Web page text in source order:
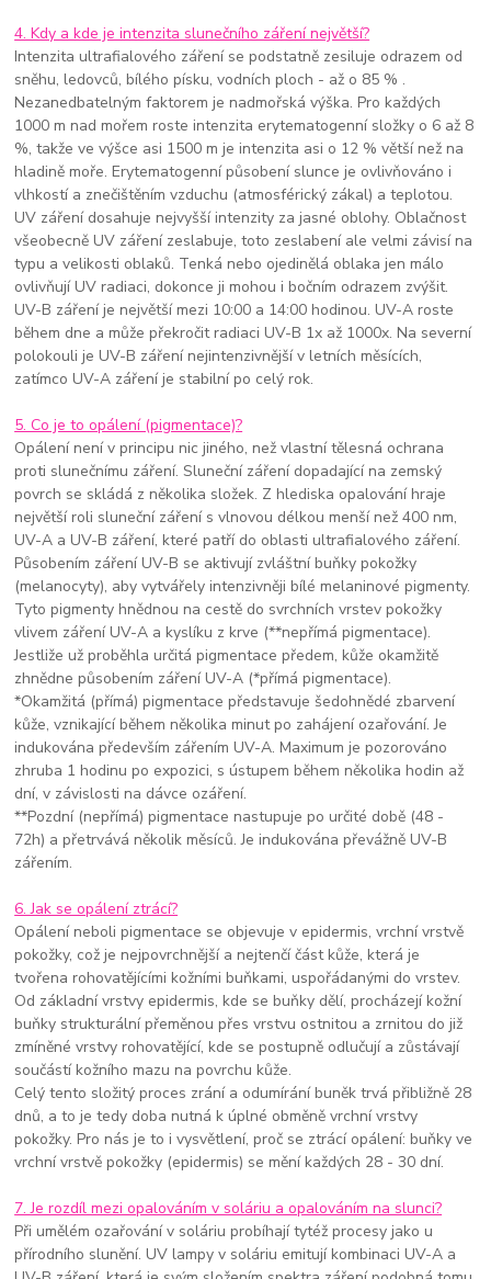
4. Kdy a kde je intenzita slunečního záření největší?
Intenzita ultrafialového záření se podstatně zesiluje odrazem od
sněhu, ledovců, bílého písku, vodních ploch - až o 85 % .
Nezanedbatelným faktorem je nadmořská výška. Pro každých
1000 m nad mořem roste intenzita erytematogenní složky o 6 až 8
%, takže ve výšce asi 1500 m je intenzita asi o 12 % větší než na
hladině moře. Erytematogenní působení slunce je ovlivňováno i
vlhkostí a znečištěním vzduchu (atmosférický zákal) a teplotou.
UV záření dosahuje nejvyšší intenzity za jasné oblohy. Oblačnost
všeobecně UV záření zeslabuje, toto zeslabení ale velmi závisí na
typu a velikosti oblaků. Tenká nebo ojedinělá oblaka jen málo
ovlivňují UV radiaci, dokonce ji mohou i bočním odrazem zvýšit.
UV-B záření je největší mezi 10:00 a 14:00 hodinou. UV-A roste
během dne a může překročit radiaci UV-B 1x až 1000x. Na severní
polokouli je UV-B záření nejintenzivnější v letních měsících,
zatímco UV-A záření je stabilní po celý rok.
5. Co je to opálení (pigmentace)?
Opálení není v principu nic jiného, než vlastní tělesná ochrana
proti slunečnímu záření. Sluneční záření dopadající na zemský
povrch se skládá z několika složek. Z hlediska opalování hraje
největší roli sluneční záření s vlnovou délkou menší než 400 nm,
UV-A a UV-B záření, které patří do oblasti ultrafialového záření.
Působením záření UV-B se aktivují zvláštní buňky pokožky
(melanocyty), aby vytvářely intenzivněji bílé melaninové pigmenty.
Tyto pigmenty hnědnou na cestě do svrchních vrstev pokožky
vlivem záření UV-A a kyslíku z krve (**nepřímá pigmentace).
Jestliže už proběhla určitá pigmentace předem, kůže okamžitě
zhnědne působením záření UV-A (*přímá pigmentace).
*Okamžitá (přímá) pigmentace představuje šedohnědé zbarvení
kůže, vznikající během několika minut po zahájení ozařování. Je
indukována především zářením UV-A. Maximum je pozorováno
zhruba 1 hodinu po expozici, s ústupem během několika hodin až
dní, v závislosti na dávce ozáření.
**Pozdní (nepřímá) pigmentace nastupuje po určité době (48 -
72h) a přetrvává několik měsíců. Je indukována převážně UV-B
zářením.
6. Jak se opálení ztrácí?
Opálení neboli pigmentace se objevuje v epidermis, vrchní vrstvě
pokožky, což je nejpovrchnější a nejtenčí část kůže, která je
tvořena rohovatějícími kožními buňkami, uspořádanými do vrstev.
Od základní vrstvy epidermis, kde se buňky dělí, procházejí kožní
buňky strukturální přeměnou přes vrstvu ostnitou a zrnitou do již
zmíněné vrstvy rohovatějící, kde se postupně odlučují a zůstávají
součástí kožního mazu na povrchu kůže.
Celý tento složitý proces zrání a odumírání buněk trvá přibližně 28
dnů, a to je tedy doba nutná k úplné obměně vrchní vrstvy
pokožky. Pro nás je to i vysvětlení, proč se ztrácí opálení: buňky ve
vrchní vrstvě pokožky (epidermis) se mění každých 28 - 30 dní.
7. Je rozdíl mezi opalováním v soláriu a opalováním na slunci?
Při umělém ozařování v soláriu probíhají tytéž procesy jako u
přírodního slunění. UV lampy v soláriu emitují kombinaci UV-A a